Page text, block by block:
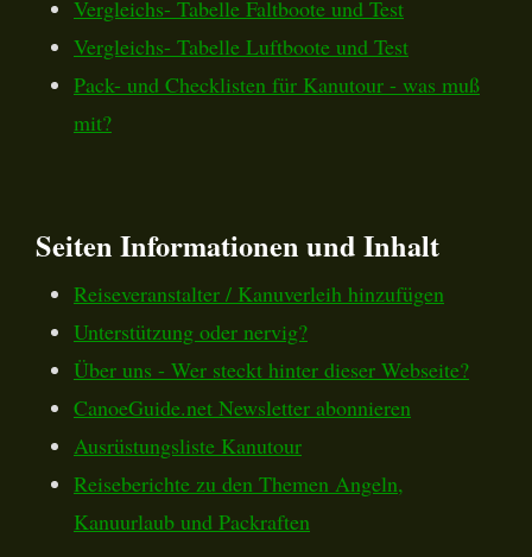
Vergleichs- Tabelle Faltboote und Test
Vergleichs- Tabelle Luftboote und Test
Pack- und Checklisten für Kanutour - was muß
mit?
Seiten Informationen und Inhalt
Reiseveranstalter / Kanuverleih hinzufügen
Unterstützung oder nervig?
Über uns - Wer steckt hinter dieser Webseite?
CanoeGuide.net Newsletter abonnieren
Ausrüstungsliste Kanutour
Reiseberichte zu den Themen Angeln,
Kanuurlaub und Packraften